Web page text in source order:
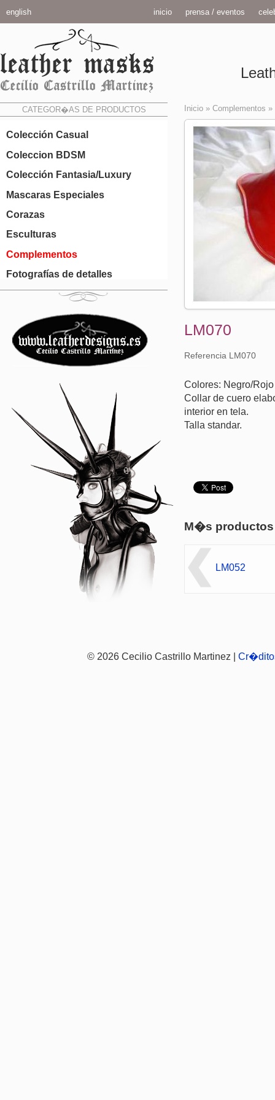
english inicio prensa / eventos
CATEGOR�AS DE PRODUCTOS
Colección Casual
Coleccion BDSM
Colección Fantasia/Luxury
Mascaras Especiales
Corazas
Esculturas
Complementos
Fotografías de detalles
Inicio » Complementos »
LM070
Referencia LM070
Colores: Negro/Rojo
Collar de cuero
interior en tela.
Talla standar.
M�s
LM052
© 2026 Cecilio Castrillo Martinez |